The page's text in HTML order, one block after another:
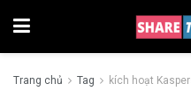
Trang chủ Tag kích hoạt